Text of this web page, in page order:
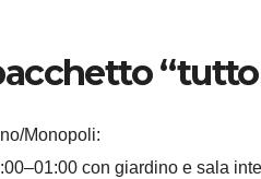
Monopoli:
con giardino e sala